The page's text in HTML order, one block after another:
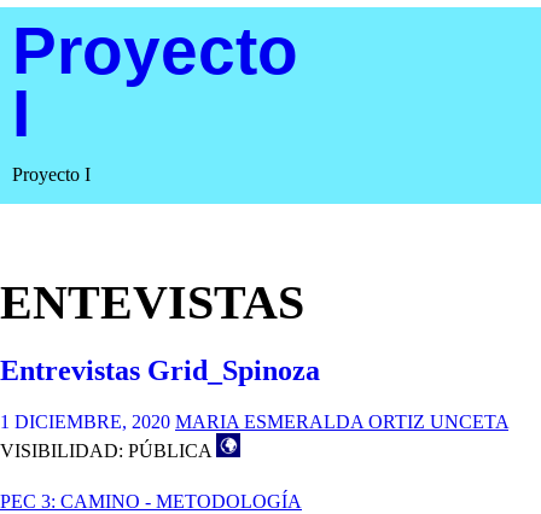
Proyecto
I
Proyecto I
ENTEVISTAS
Entrevistas Grid_Spinoza
1 DICIEMBRE, 2020 MARIA ESMERALDA ORTIZ UNCETA
VISIBILIDAD: PÚBLICA
PEC 3: CAMINO - METODOLOGÍA